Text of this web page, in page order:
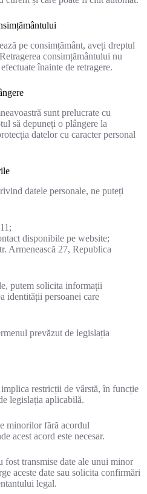
pe consimțământ, aveți dreptul
consimțământului nu
înainte de retragere.
sunt prelucrate cu
să depuneți o plângere la
datelor cu caracter personal
datele personale, ne puteți
disponibile pe website;
Armenească 27, Republica
putem solicita informații
identității persoanei care
prevăzut de legislația
restricții de vârstă, în funcție
legislația aplicabilă.
minorilor fără acordul
acest acord este necesar.
fost transmise date ale unui minor
aceste date sau solicita confirmări
legal.